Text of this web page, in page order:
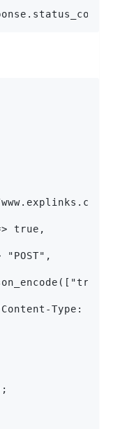
true,
"POST",
Type: